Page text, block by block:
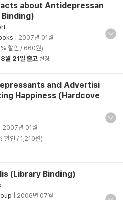
about Antidepressan
2007년 01월
할인 / 660원)
8월 21일 출고 변경
and Advertisi
Happiness (Hardcove
2007년 01월
할인 / 1,210원)
(Library Binding)
2006년 07월